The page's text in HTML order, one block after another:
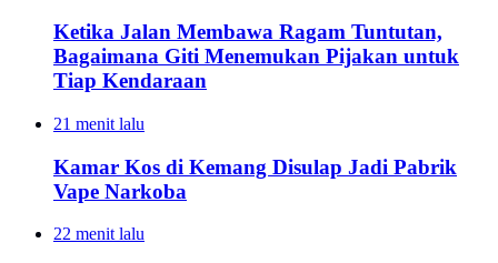
Ketika Jalan Membawa Ragam Tuntutan,
Bagaimana Giti Menemukan Pijakan untuk
Tiap Kendaraan
21 menit lalu
Kamar Kos di Kemang Disulap Jadi Pabrik
Vape Narkoba
22 menit lalu